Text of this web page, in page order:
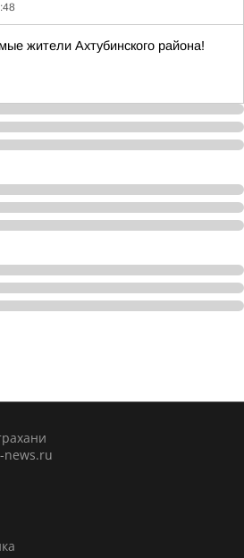
жители Ахтубинского района!
news.ru